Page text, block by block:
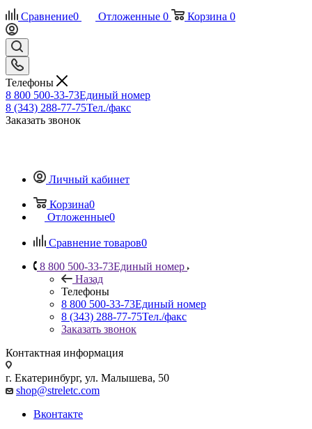
Сравнение0 Отложенные 0 Корзина 0
Телефоны
8 800 500-33-73Единый номер
8 (343) 288-77-75Тел./факс
Заказать звонок
Личный кабинет
Корзина0
Отложенные0
Сравнение товаров0
8 800 500-33-73Единый номер
Назад
Телефоны
8 800 500-33-73Единый номер
8 (343) 288-77-75Тел./факс
Заказать звонок
Контактная информация
г. Екатеринбург, ул. Малышева, 50
shop@streletc.com
Вконтакте